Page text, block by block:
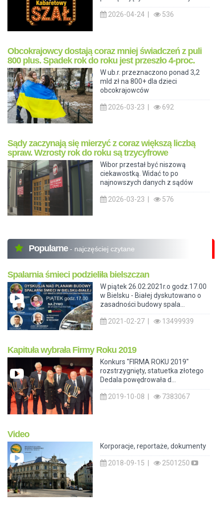
2026-04-24 | 536
Obcokrajowcy dostają coraz mniej świadczeń z puli
800 plus. Spadek rok do roku jest przeszło 4-proc.
W ub.r. przeznaczono ponad 3,2
mld zł na 800+ dla dzieci
obcokrajowców
2026-03-23 | 692
Sądy zaczynają się mierzyć z coraz większą liczbą
spraw. Wzrosty rok do roku są trzycyfrowe
Wibor przestał być niszową
ciekawostką. Widać to po
najnowszych danych z sądów
2026-03-23 | 576
Popularne - najczęściej czytane
Spalarnia śmieci podzieliła bielszczan
W piątek 26.02.2021r.o godz.17.00
w Bielsku - Białej dyskutowano o
zasadności budowy spala...
2021-02-27 | 13499939
Kapituła wybrała Firmy Roku 2019
Konkurs "FIRMA ROKU 2019"
rozstrzygnięty, statuetka złotego
Dedala powędrowała d...
2019-10-08 | 7383067
Video
Korporacje, reportaże, dokumenty
2018-09-15 | 2501250